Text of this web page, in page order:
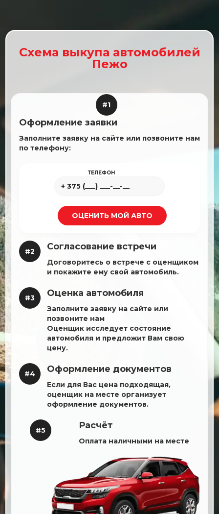
Схема выкупа автомобилей
Пежо
#1
Оформление заявки
Заполните заявку на сайте или позвоните нам
по телефону:
ТЕЛЕФОН
#2 Согласование встречи
Договоритесь о встрече с оценщиком
и покажите ему свой автомобиль.
#3 Оценка автомобиля
Заполните заявку на сайте или
позвоните нам
Оценщик исследует состояние
автомобиля и предложит Вам свою
цену.
#4 Оформление документов
Если для Вас цена подходящая,
оценщик на месте организует
оформление документов.
#5 Расчёт
Оплата наличными на месте